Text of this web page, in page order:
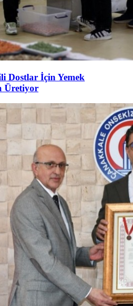
Dostlar İçin Yemek
Üretiyor